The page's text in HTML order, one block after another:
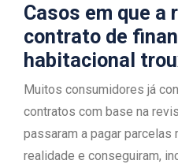
Casos em que a
contrato de
habitacional
Muitos consumidores já
contratos com base na
passaram a pagar parcelas
realidade e conseguiram,